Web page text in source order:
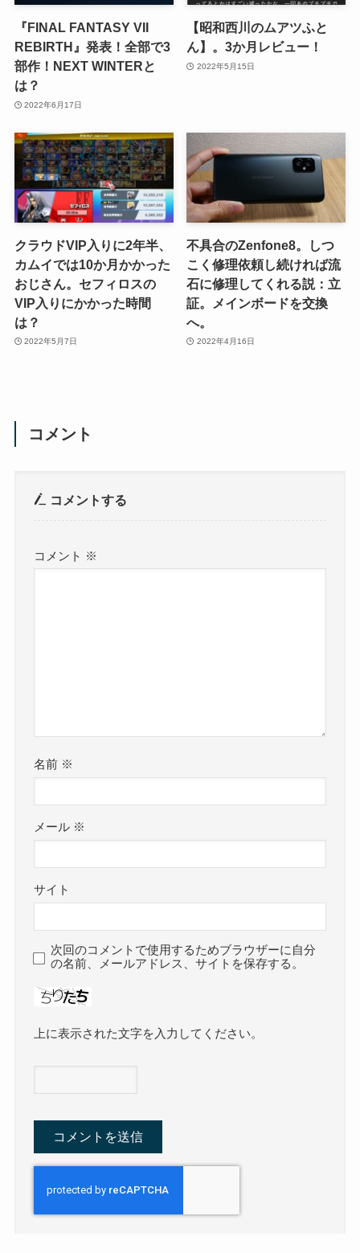
『FINAL FANTASY VII
REBIRTH』発表！全部で3
部作！NEXT WINTERと
は？
2022年6月17日
【昭和西川のムアツふと
ん】。3か月レビュー！
2022年5月15日
クラウドVIP入りに2年半、
カムイでは10か月かかった
おじさん。セフィロスの
VIP入りにかかった時間
は？
2022年5月7日
不具合のZenfone8。しつ
こく修理依頼し続ければ流
石に修理してくれる説：立
証。メインボードを交換
へ。
2022年4月16日
コメント
コメントする
コメント ※
名前 ※
メール ※
サイト
次回のコメントで使用するためブラウザーに自分
の名前、メールアドレス、サイトを保存する。
上に表示された文字を入力してください。